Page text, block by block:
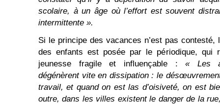
scolaire, à un âge où l’effort est souvent
intermittente ».
Si le principe des vacances n’est pas contesté,
des enfants est posée par le périodique, qui
jeunesse fragile et influençable :« Les
dégénèrent vite en dissipation : le
travail, et quand on est las d’oisiveté, on est
outre, dans les villes existent le danger de la